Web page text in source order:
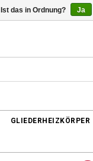
GLIEDERHEIZKÖRPER
das in Ordnung? Ja